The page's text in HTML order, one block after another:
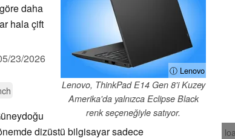
ⓘ Lenovo
Lenovo, ThinkPad E14 Gen 8'i Kuzey
Amerika'da yalnızca Eclipse Black
renk seçeneğiyle satıyor.
daha
hala çift
23/2026
dizüstü bilgisayar sadece